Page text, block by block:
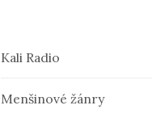
Kali Radio
Menšinové žánry